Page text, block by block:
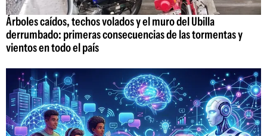
Árboles caídos, techos volados y el muro del Ubilla
derrumbado: primeras consecuencias de las tormentas y
vientos en todo el país